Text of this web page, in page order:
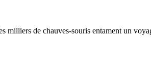
milliers de chauves-souris entament un